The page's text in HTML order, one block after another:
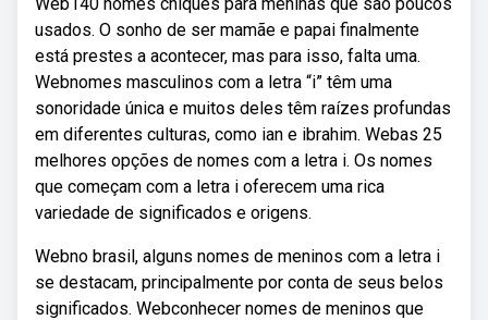
usados. O sonho de ser mamãe e papai finalmente
está prestes a acontecer, mas para isso, falta uma.
Webnomes masculinos com a letra “i” têm uma
sonoridade única e muitos deles têm raízes profundas
em diferentes culturas, como ian e ibrahim. Webas 25
melhores opções de nomes com a letra i. Os nomes
que começam com a letra i oferecem uma rica
variedade de significados e origens.
Webno brasil, alguns nomes de meninos com a letra i
se destacam, principalmente por conta de seus belos
significados. Webconhecer nomes de meninos que